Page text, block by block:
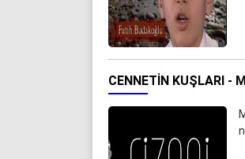
CENNETIN KUŞLARI -